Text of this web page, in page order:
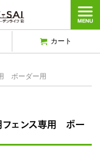
カート
ボーダー用
ェンス専用 ボー